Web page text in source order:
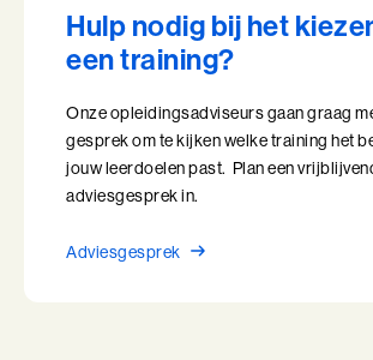
Hulp nodig bij het
een training?
Onze opleidingsadviseurs gaan graag
gesprek om te kijken welke training het
jouw leerdoelen past. Plan een
adviesgesprek in.
Adviesgesprek